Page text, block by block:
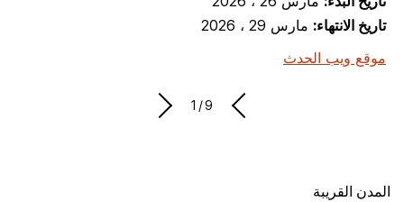
تاريخ الانتهاء: مارس 29 ، 2026
موقع ويب الحدث
1/9
المدن القريبة